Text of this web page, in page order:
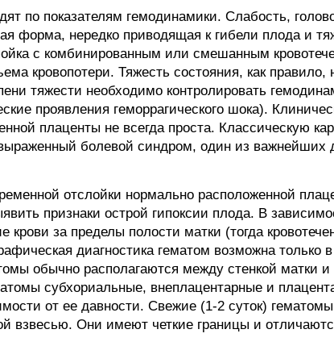
по показателям гемодинамики. Слабость,
форма, нередко приводящая к гибели плода и
с комбинированным или смешанным
кровопотери. Тяжесть состояния, как правило,
тяжести необходимо контролировать
проявления геморрагического шока).
плаценты не всегда проста. Классическую
болевой синдром, один из важнейших
отслойки нормально расположенной
признаки острой гипоксии плода. В
крови за пределы полости матки (тогда
диагностика гематом возможна только
обычно располагаются между стенкой матки
субхориальные, внеплацентарные и
от ее давности. Свежие (1-2 суток)
взвесью. Они имеют четкие границы и